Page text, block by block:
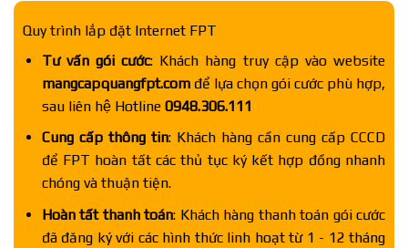
Quy trình lắp đặt Internet FPT
Tư vấn gói cước: Khách hàng truy cập vào website
mangcapquangfpt.comđể lựa chọn gói cước phù hợp,
sau liên hệ Hotline 0948.306.111
Cung cấp thông tin: Khách hàng cần cung cấp CCCD
để FPT hoàn tất các thủ tục ký kết hợp đồng nhanh
chóng và thuận tiện.
Hoàn tất thanh toán: Khách hàng thanh toán gói cước
đã đăng ký với các hình thức linh hoạt từ 1 - 12 tháng